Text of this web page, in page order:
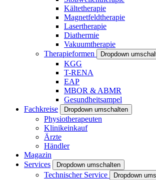
Kältetherapie
Magnetfeldtherapie
Lasertherapie
Diathermie
Vakuumtherapie
Therapieformen
Dropdown
KGG
T-RENA
EAP
MBOR & ABMR
Gesundheitsampel
Fachkreise
Dropdown umschalten
Physiotherapeuten
Klinikeinkauf
Ärzte
Händler
Magazin
Services
Dropdown umschalten
Technischer Service Dropdown